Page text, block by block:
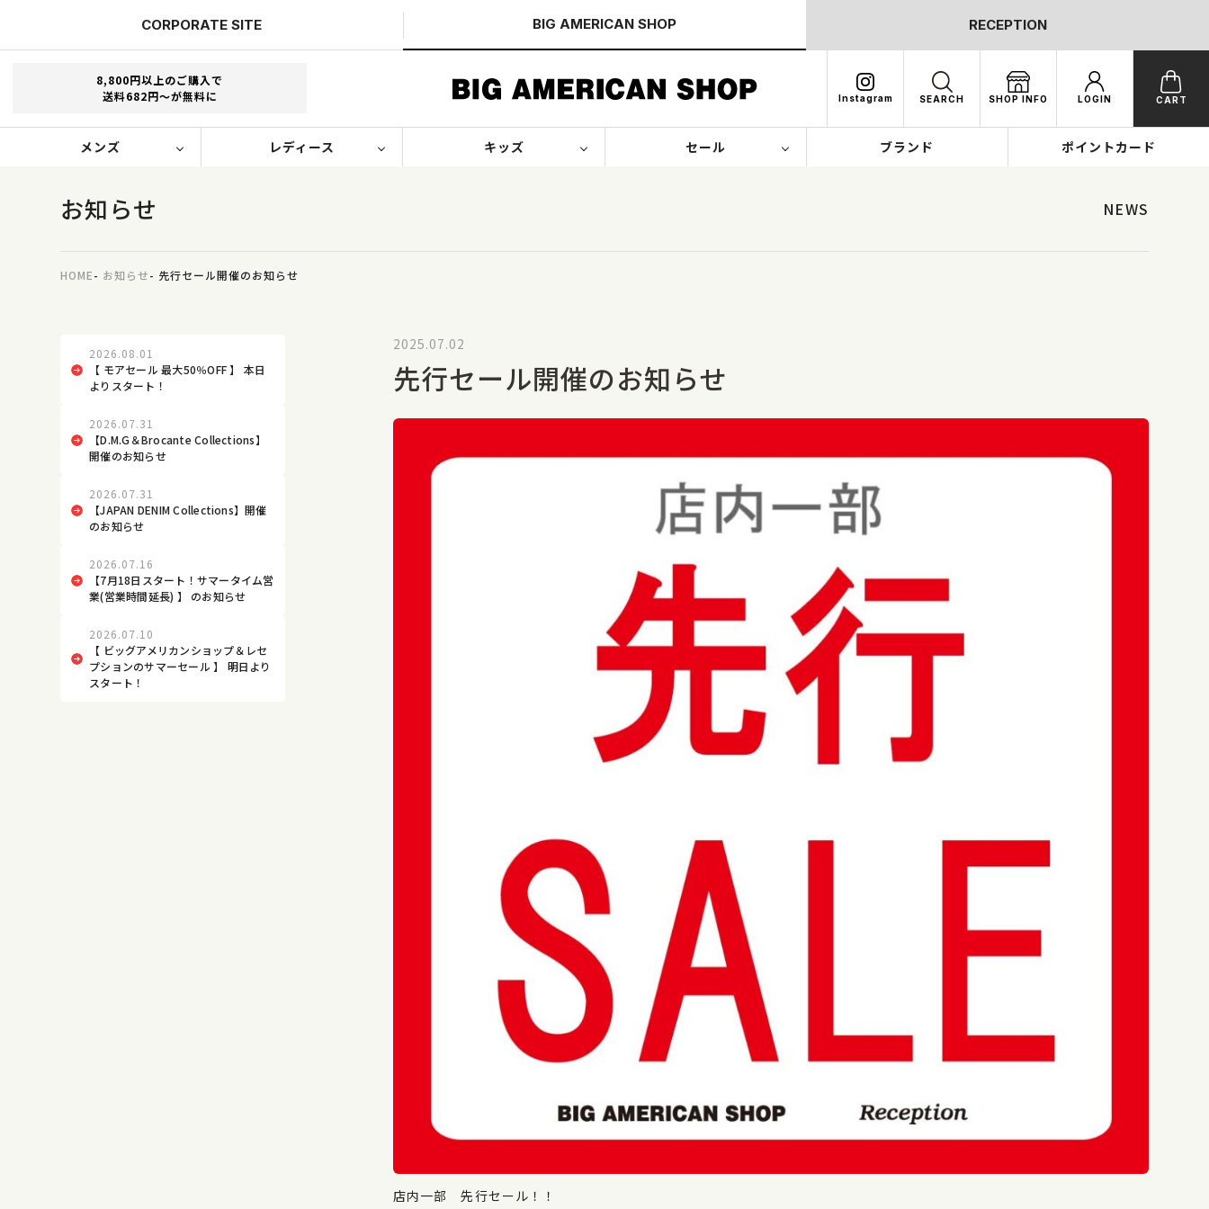
CORPORATE SITE BIG AMERICAN SHOP RECEPTION
8,800円以上のご購入で
送料682円～が無料に
Instagram SEARCH SHOP INFO LOGIN CART
メンズ レディース キッズ セール ブランド ポイントカード
お知らせ NEWS
HOME お知らせ 先行セール開催のお知らせ
2026.08.01
【 モアセール 最大50％OFF 】 本日
よりスタート！
2026.07.31
【D.M.G＆Brocante Collections】
開催のお知らせ
2026.07.31
【JAPAN DENIM Collections】開催
のお知らせ
2026.07.16
【7月18日スタート！サマータイム営
業(営業時間延長) 】 のお知らせ
2026.07.10
【 ビッグアメリカンショップ＆レセ
プションのサマーセール 】 明日より
スタート！
2025.07.02
先行セール開催のお知らせ
店内一部 先行セール！！